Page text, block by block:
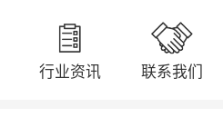
行业资讯 联系我们
集团文化